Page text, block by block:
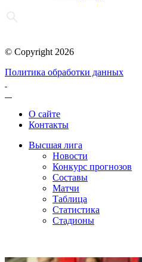
© Copyright 2026
Политика обработки данных
О сайте
Контакты
Высшая лига
Новости
Конкурс прогнозов
Составы
Матчи
Таблица
Статистика
Стадионы